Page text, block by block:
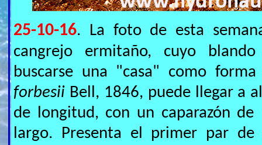
25-10-16. La foto de esta
cangrejo ermitaño, cuyo
buscarse una "casa" como
forbesii Bell, 1846, puede llegar a
de longitud, con un caparazón
largo. Presenta el primer par de